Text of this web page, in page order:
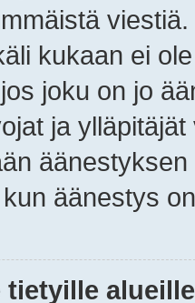
kukaan ei
joku on jo
ja
äänestys
tietyille